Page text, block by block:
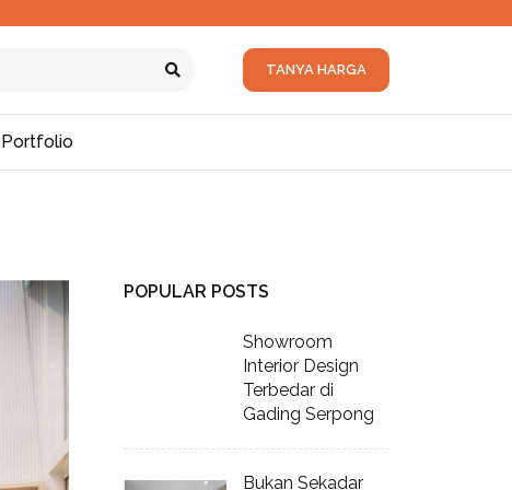
TANYA HARGA
POPULAR POSTS
Showroom
Interior Design
Terbedar di
Gading Serpong
Bukan Sekadar